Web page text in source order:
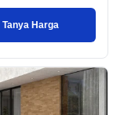
Tanya Harga